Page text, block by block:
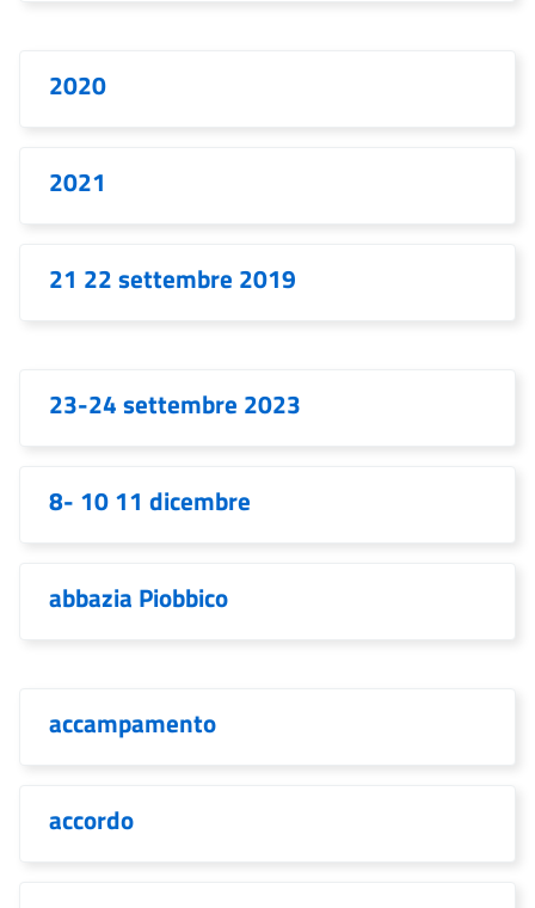
2020
2021
21 22 settembre 2019
23-24 settembre 2023
8- 10 11 dicembre
abbazia Piobbico
accampamento
accordo